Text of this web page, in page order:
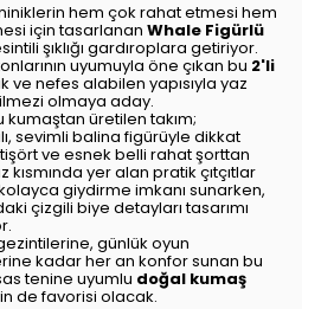
hem çok rahat etmesi hem
için tasarlanan Whale Figürlü
şıklığı gardıroplara getiriyor.
uyumuyla öne çıkan bu 2'li
ve nefes alabilen yapısıyla yaz
olmaya aday.
üretilen takım;
sevimli balina figürüyle dikkat
ve esnek belli rahat şorttan
kısmında yer alan pratik çıtçıtlar
giydirme imkanı sunarken,
çizgili biye detayları tasarımı
günlük oyun
kadar her an konfor sunan bu
tenine uyumlu doğal kumaş
de favorisi olacak.